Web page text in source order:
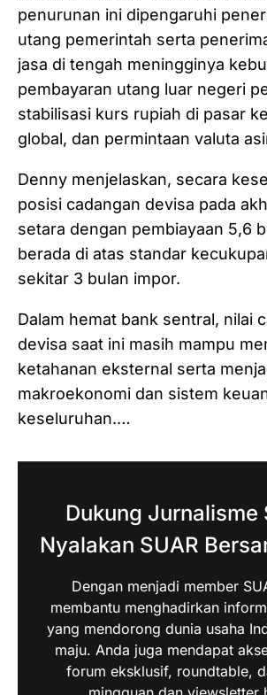
penurunan ini dipengaruhi
utang pemerintah serta
jasa di tengah meningginya
pembayaran utang luar negeri
stabilisasi kurs rupiah di pasar
global, dan permintaan valuta
Denny menjelaskan, secara
posisi cadangan devisa pada
setara dengan pembiayaan 5,6
berada di atas standar
sekitar 3 bulan impor.
Dalam hemat bank sentral, nilai
devisa saat ini masih mampu
ketahanan eksternal serta
makroekonomi dan sistem
keseluruhan.…
Dukung Jurnalisme
Nyalakan SUAR
Dengan menjadi member
membantu menghadirkan
yang mendorong dunia usaha
maju. Anda juga mendapat
forum eksklusif, roundtable,